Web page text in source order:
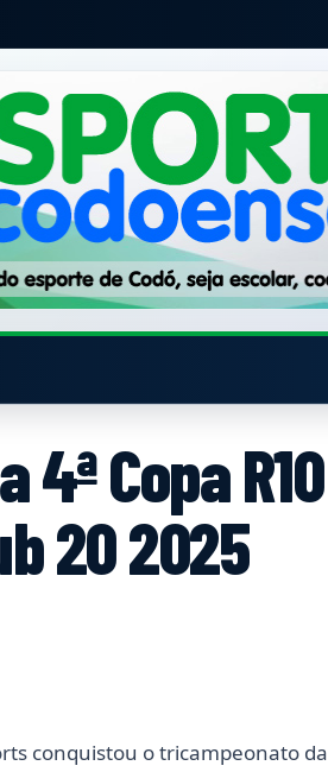
Copa R10
20 2025
conquistou o tricampeonato da